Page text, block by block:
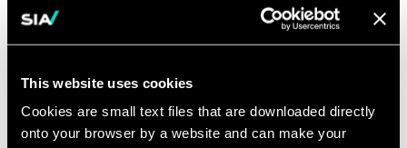
This website uses cookies
Cookies are small text files that are downloaded directly
onto your browser by a website and can make your
fonction RH).
Management social & ingénierie
stratégie sociale cohérente, durable
et alignée sur la trajectoire de
transformation de chaque